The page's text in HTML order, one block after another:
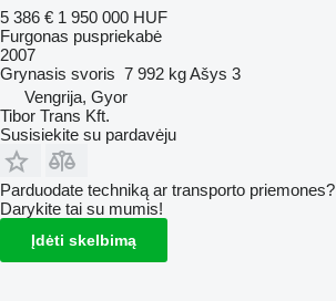
5 386 € 1 950 000 HUF
Furgonas puspriekabė
2007
Grynasis svoris 7 992 kgAšys 3
Vengrija, Gyor
Tibor Trans Kft.
Susisiekite su pardavėju
Parduodate techniką ar transporto priemones?
Darykite tai su mumis!
Įdėti skelbimą